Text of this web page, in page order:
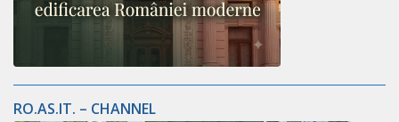
RO.AS.IT. – CHANNEL